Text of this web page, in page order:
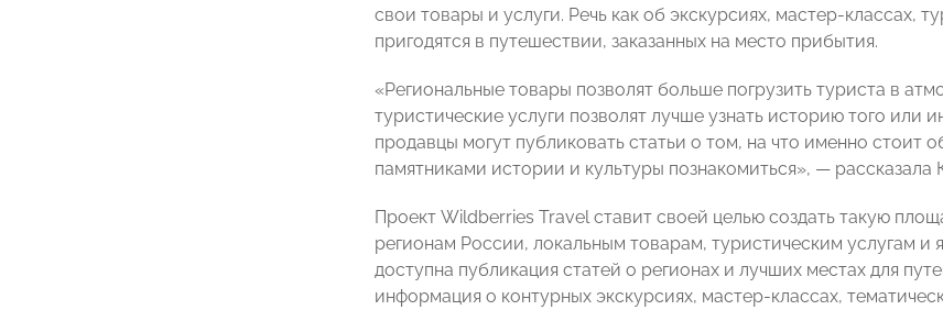
свои товары и услуги. Речь как об экскурсиях, мастер-классах,
пригодятся в путешествии, заказанных на место прибытия.
«Региональные товары позволят больше погрузить туриста в
туристические услуги позволят лучше узнать историю того или
продавцы могут публиковать статьи о том, на что именно стоит
памятниками истории и культуры познакомиться», — рассказала
Проект Wildberries Travel ставит своей целью создать такую
регионам России, локальным товарам, туристическим услугам
доступна публикация статей о регионах и лучших местах для
информация о контурных экскурсиях, мастер-классах,